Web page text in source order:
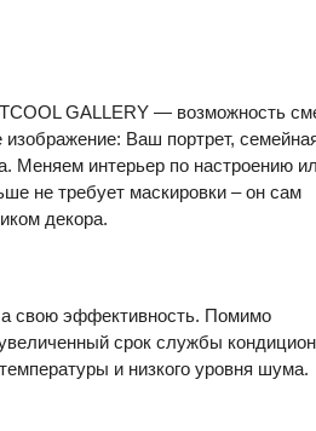
GALLERY — возможность
Ваш портрет,
Меняем интерьер по настроению
не требует маскировки – он сам
декора.
свою эффективность. Помимо
срок службы
и низкого уровня шума.